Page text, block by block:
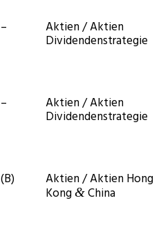
– Akti­en / Akti­en
Dividendenstrategie
– Akti­en / Akti­en
Dividendenstrategie
(B) Akti­en / Akti­en Hong
Kong&China